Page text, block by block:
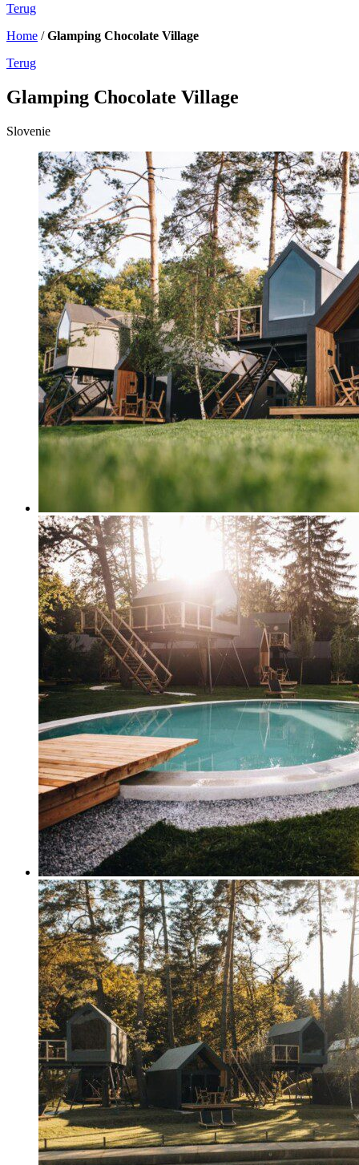
Terug
Home /Glamping Chocolate Village
Terug
Glamping Chocolate Village
Slovenie